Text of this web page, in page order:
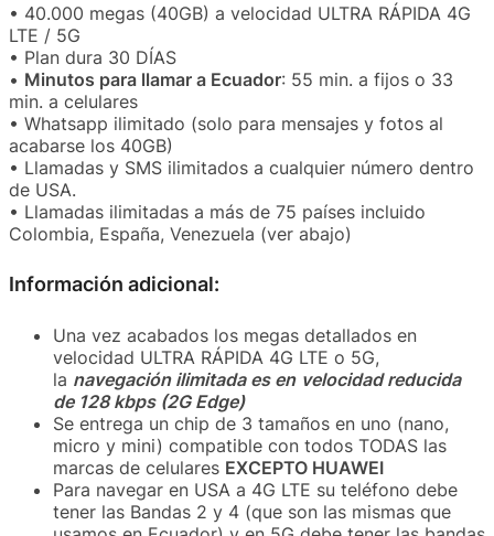
• 40.000 megas (40GB) a velocidad ULTRA RÁPIDA 4G
LTE / 5G
• Plan dura 30 DÍAS
• Minutos para llamar a Ecuador: 55 min. a fijos o 33
min. a celulares
• Whatsapp ilimitado (solo para mensajes y fotos al
acabarse los 40GB)
• Llamadas y SMS ilimitados a cualquier número dentro
de USA.
• Llamadas ilimitadas a más de 75 países incluido
Colombia, España, Venezuela (ver abajo)
Información adicional:
Una vez acabados los megas detallados en
velocidad ULTRA RÁPIDA 4G LTE o 5G,
la navegación ilimitada es en velocidad reducida
de 128 kbps (2G Edge)
Se entrega un chip de 3 tamaños en uno (nano,
micro y mini) compatible con todos TODAS las
marcas de celulares EXCEPTO HUAWEI
Para navegar en USA a 4G LTE su teléfono debe
tener las Bandas 2 y 4 (que son las mismas que